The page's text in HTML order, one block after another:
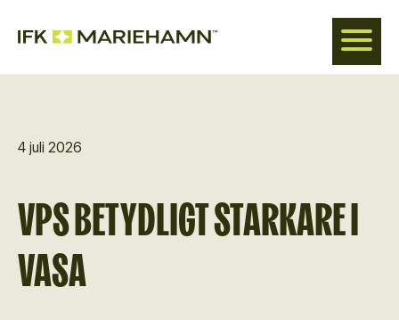
4 juli 2026
VPS BETYDLIGT STARKARE I
VASA